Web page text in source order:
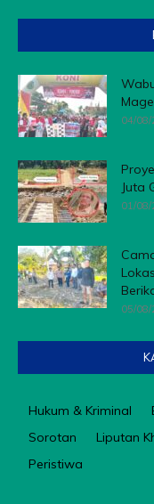
04/
Juta
01/
05/
Hukum & Kriminal
Sorotan
Liputan
Peristiwa